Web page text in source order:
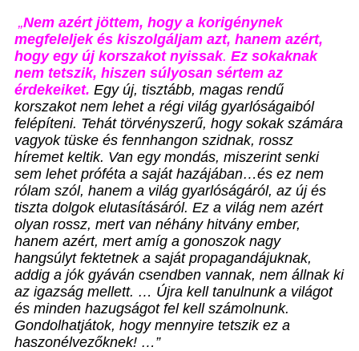
„Nem azért jöttem, hogy a korigénynek
megfeleljek és kiszolgáljam azt, hanem azért,
hogy egy új korszakot nyissak. Ez sokaknak
nem tetszik, hiszen súlyosan sértem az
érdekeiket. Egy új, tisztább, magas rendű
korszakot nem lehet a régi világ gyarlóságaiból
felépíteni. Tehát törvényszerű, hogy sokak számára
vagyok tüske és fennhangon szidnak, rossz
híremet keltik. Van egy mondás, miszerint senki
sem lehet próféta a saját hazájában…és ez nem
rólam szól, hanem a világ gyarlóságáról, az új és
tiszta dolgok elutasításáról. Ez a világ nem azért
olyan rossz, mert van néhány hitvány ember,
hanem azért, mert amíg a gonoszok nagy
hangsúlyt fektetnek a saját propagandájuknak,
addig a jók gyáván csendben vannak, nem állnak ki
az igazság mellett. … Újra kell tanulnunk a világot
és minden hazugságot fel kell számolnunk.
Gondolhatjátok, hogy mennyire tetszik ez a
haszonélvezőknek! …”